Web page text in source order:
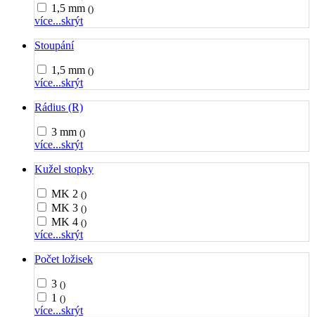
1,5 mm ()
více...skrýt
Stoupání
1,5 mm ()
více...skrýt
Rádius (R)
3 mm ()
více...skrýt
Kužel stopky
MK 2 ()
MK 3 ()
MK 4 ()
více...skrýt
Počet ložisek
3 ()
1 ()
více...skrýt